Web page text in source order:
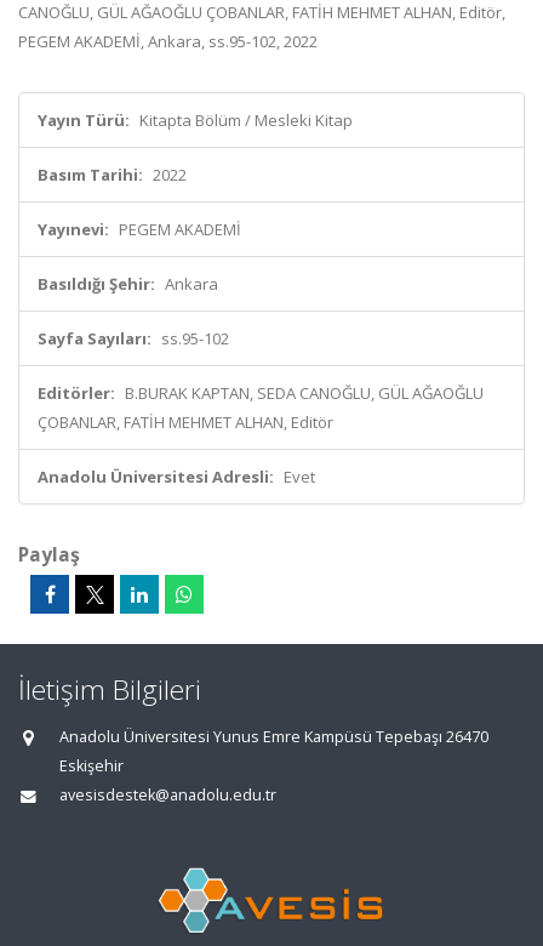
CANOĞLU, GÜL AĞAOĞLU ÇOBANLAR, FATİH MEHMET ALHAN, Editör,
PEGEM AKADEMİ, Ankara, ss.95-102, 2022
Yayın Türü: Kitapta Bölüm / Mesleki Kitap
Basım Tarihi: 2022
Yayınevi: PEGEM AKADEMİ
Basıldığı Şehir: Ankara
Sayfa Sayıları: ss.95-102
Editörler: B.BURAK KAPTAN, SEDA CANOĞLU, GÜL AĞAOĞLU
ÇOBANLAR, FATİH MEHMET ALHAN, Editör
Anadolu Üniversitesi Adresli: Evet
Paylaş
İletişim Bilgileri
Anadolu Üniversitesi Yunus Emre Kampüsü Tepebaşı 26470
Eskişehir
avesisdestek@anadolu.edu.tr